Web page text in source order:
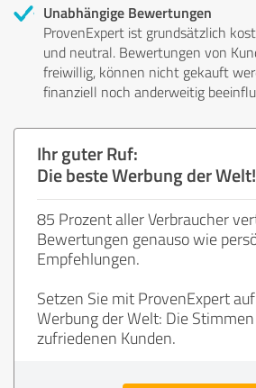
Unabhängige Bewertungen
ProvenExpert ist grundsätzlich
und neutral. Bewertungen von
freiwillig, können nicht gekauft
finanziell noch anderweitig
Ihr guter Ruf:
Die beste Werbung der Welt!
85 Prozent aller Verbraucher
Bewertungen genauso wie
Empfehlungen.
Setzen Sie mit ProvenExpert
Werbung der Welt: Die
zufriedenen Kunden.